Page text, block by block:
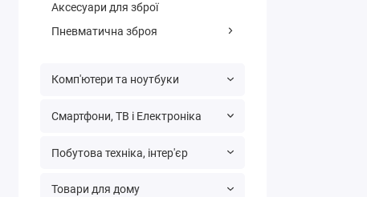
Аксесуари для зброї
Пневматична зброя
Комп'ютери та ноутбуки
Смартфони, ТВ і Електроніка
Побутова техніка, інтер'єр
Товари для дому